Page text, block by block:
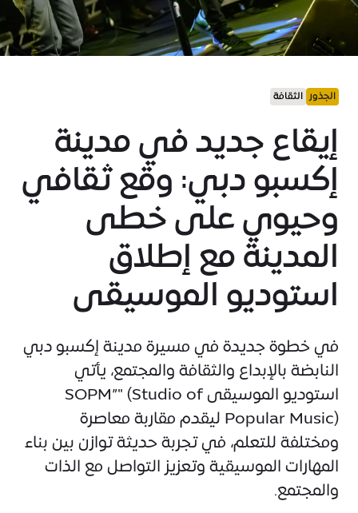
الجذور الثقافة
إيقاع جديد في مدينة
إكسبو دبي: وقع ثقافي
وحيوي على خطى
المدينة مع إطلاق
استوديو الموسيقى
في خطوة جديدة في مسيرة مدينة إكسبو دبي
النابضة بالإبداع والثقافة والمجتمع، يأتي
استوديو الموسيقى SOPM”" (Studio of
Popular Music) ليقدم مقاربة معاصرة
ومختلفة للتعلم، في تجربة حديثة توازن بين بناء
المهارات الموسيقية وتعزيز التواصل مع الذات
والمجتمع.